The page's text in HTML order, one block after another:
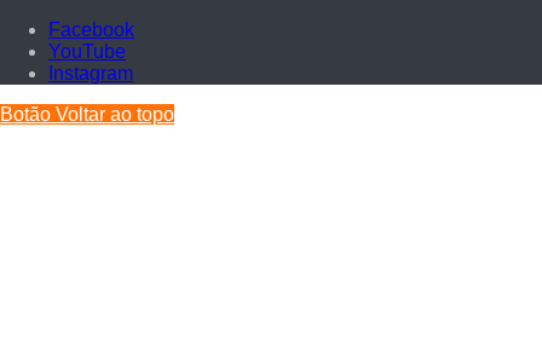
Facebook
YouTube
Instagram
Botão Voltar ao topo